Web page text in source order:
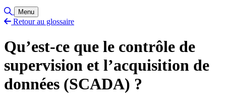
Basculer la recherche
Menu
Retour au glossaire
Qu’est-ce que le contrôle de
supervision et l’acquisition de
données (SCADA) ?